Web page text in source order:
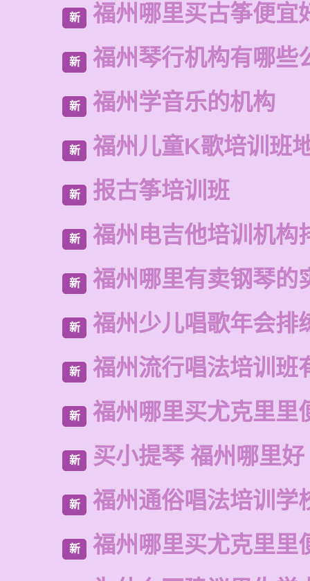
新 福州哪里买古筝便宜
新 福州琴行机构有哪些
新 福州学音乐的机构
新 福州儿童K歌培训班
新 报古筝培训班
新 福州电吉他培训机构
新 福州哪里有卖钢琴的
新 福州少儿唱歌年会排
新 福州流行唱法培训班
新 福州哪里买尤克里里
新 买小提琴 福州哪里好
新 福州通俗唱法培训学
新
福州哪里买尤克里里